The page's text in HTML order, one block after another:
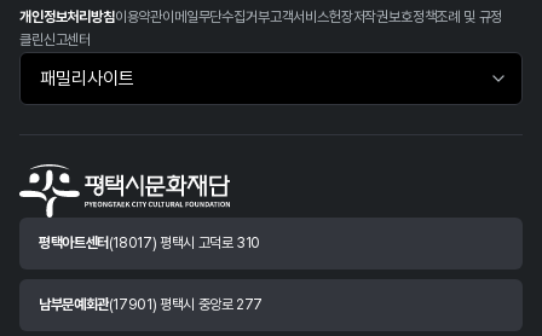
개인정보처리방침이용약관이메일무단수집거부고객서비스헌장저작권보호정책조례 및 규정
클린신고센터
패밀리사이트 바로가기
평택아트센터 (18017) 평택시 고덕로 310
남부문예회관(17901) 평택시 중앙로 277